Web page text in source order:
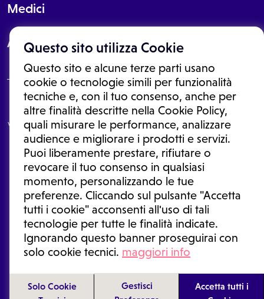
Questo sito utilizza Cookie
Questo sito e alcune terze parti usano
cookie o tecnologie simili per funzionalità
tecniche e, con il tuo consenso, anche per
altre finalità descritte nella Cookie Policy,
quali misurare le performance, analizzare
audience e migliorare i prodotti e servizi.
Puoi liberamente prestare, rifiutare o
revocare il tuo consenso in qualsiasi
momento, personalizzando le tue
preferenze. Cliccando sul pulsante "Accetta
tutti i cookie" acconsenti all'uso di tali
tecnologie per tutte le finalità indicate.
Ignorando questo banner proseguirai con
solo cookie tecnici. maggiori info
Solo Cookie
Gestisci
Accetta tutti i
Medici
About
Le informazioni proposte in questo sito non sono un consulto medico.
In nessun caso, queste informazioni sostituiscono un consulto, una
visita o una diagnosi formulata dal medico. Non si devono considerare
le informazioni disponibili come suggerimenti per la formulazione di
una diagnosi, la determinazione di un trattamento o l'assunzione o
sospensione di un farmaco senza prima consultare un medico di
medicina generale o uno specialista.
Condizioni di utilizzo|Privacy Policy |Gestione cookie
Ⓒ 2025 | Tutti i diritti riservati.